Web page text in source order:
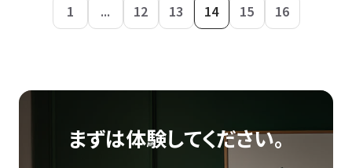
1 ... 12 13 14 15 16
まずは体験してください。